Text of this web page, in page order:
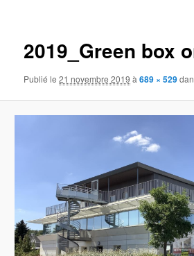
2019_Green box
Publié le21 novembre 2019 à689 × 529